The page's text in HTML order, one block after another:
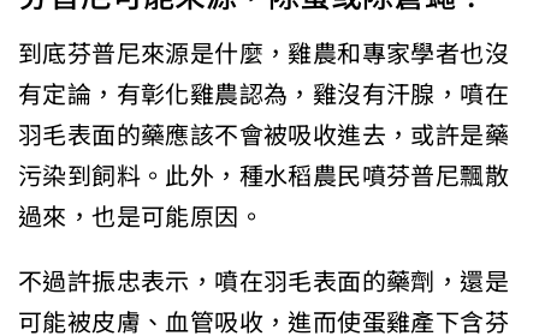
到底芬普尼來源是什麼，雞農和專家學者也沒
有定論，有彰化雞農認為，雞沒有汗腺，噴在
羽毛表面的藥應該不會被吸收進去，或許是藥
污染到飼料。此外，種水稻農民噴芬普尼飄散
過來，也是可能原因。
不過許振忠表示，噴在羽毛表面的藥劑，還是
可能被皮膚、血管吸收，進而使蛋雞產下含芬